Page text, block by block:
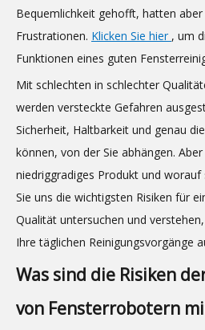
Bequemlichkeit gehofft, hatten aber
Frustrationen. Klicken Sie hier , um
Funktionen eines guten
Mit schlechten in schlechter
werden versteckte Gefahren
Sicherheit, Haltbarkeit und genau
können, von der Sie abhängen.
niedriggradiges Produkt und worauf
Sie uns die wichtigsten Risiken für
Qualität untersuchen und
Ihre täglichen Reinigungsvorgänge
Was sind die Risiken
von Fensterrobotern